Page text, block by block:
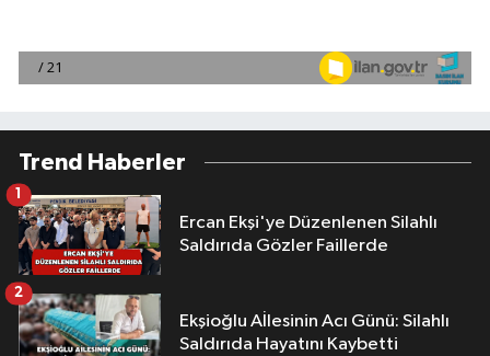
Trend Haberler
Ercan Ekşi'ye Düzenlenen Silahlı
Saldırıda Gözler Faillerde
1
Ekşioğlu Aİlesinin Acı Günü: Silahlı
Saldırıda Hayatını Kaybetti
2